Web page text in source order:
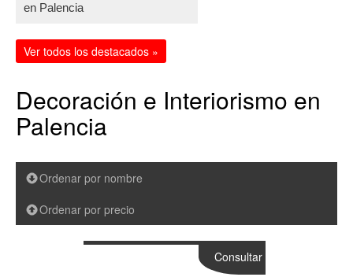
en Palencia
Ver todos los destacados »
Decoración e Interiorismo en
Palencia
Ordenar por nombre
Ordenar por precio
Consultar